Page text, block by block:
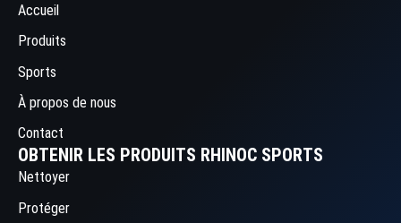
Accueil
Produits
Sports
À propos de nous
Contact
OBTENIR LES PRODUITS RHINOC SPORTS
Nettoyer
Protéger